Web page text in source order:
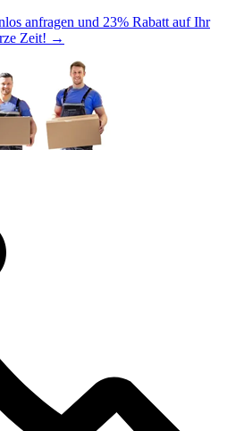
anfragen und 23% Rabatt auf Ihr
Zeit! →